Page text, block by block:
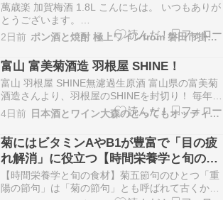
萬歳楽 加賀梅酒 1.8L こんにちは。 いつもありが
とうございます。
萬歳楽 加賀梅酒1.8Lご紹介です。 萬歳楽加賀梅
酒は、 加賀の菊酒”萬歳楽”を醸す蔵元が、 日本酒
と同じ霊峰白山の自然水で作った梅酒です。 加賀
梅酒は北陸の良…
2日前 ポン酒と焼酎 極上ワインfrom 磐田市掛塚 粋な町
富山 富美菊酒造 羽根屋 SHINE！
富山 羽根屋 SHINE無濾過生原酒 富山県の富美菊
酒造さんより、羽根屋のSHINEを封切り！ 毎年大
人気の低アルコール生原酒。 ジューシーかつフル
ーティーな甘味を軽快に楽しめます。 さて、今日
のおつまみ！ 鶏もも肉のコンフィが大好評、箸で
ほぐれる柔らかさ。 麓山高原バラ肉のス…
4日前 日本酒とワイン大森のとってもオッティモ！
菊にはビタミンAやB1が豊富で「目の疲
れ解消」に役立つ【時間栄養学と旬の食
材】
【時間栄養学と旬の食材】菊五節句のひとつ「重
陽の節句」は「菊の節句」とも呼ばれて古くから